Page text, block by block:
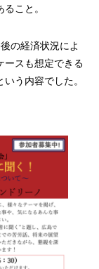
こと。
の経済状況によ
ースも想定できる
う内容でした。